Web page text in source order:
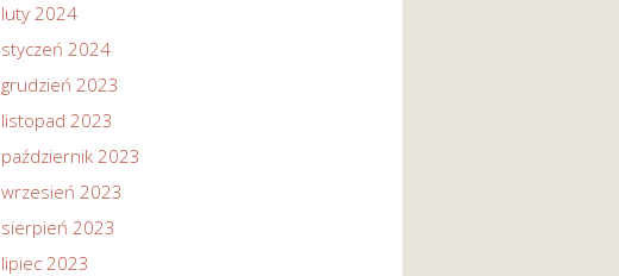
luty 2024
styczeń 2024
grudzień 2023
listopad 2023
październik 2023
wrzesień 2023
sierpień 2023
lipiec 2023